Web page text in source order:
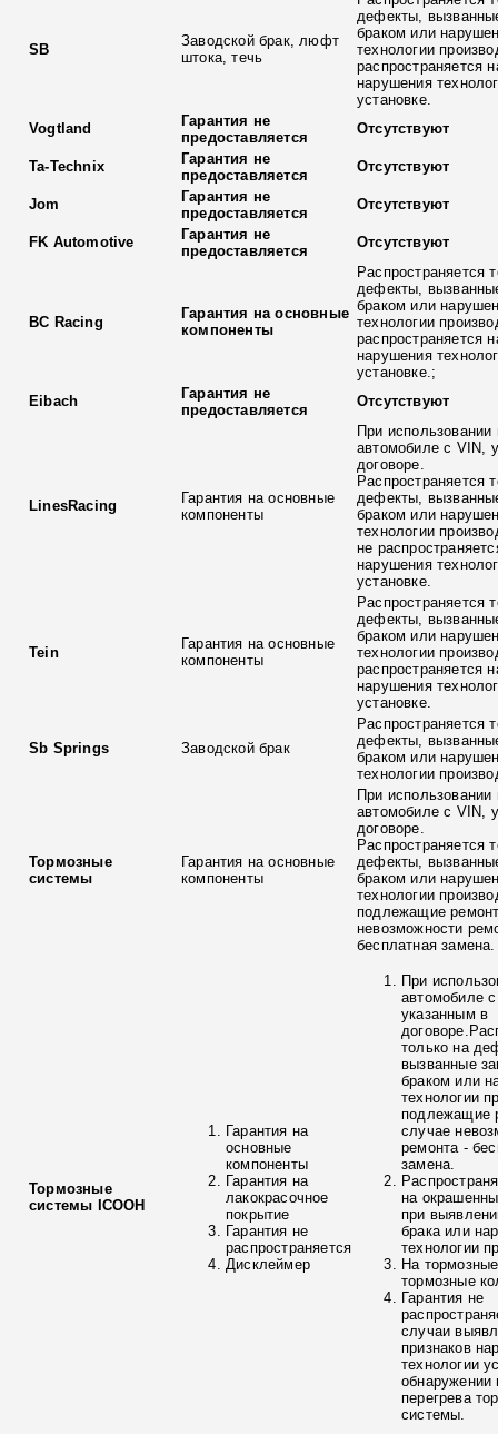
SB
Заводской брак, люфт
штока, течь
дефекты,
браком или
технологии
распространяется
нарушения
установке.
Vogtland
Гарантия не
предоставляется
Отсутствуют
Ta-Technix
Гарантия не
предоставляется
Отсутствуют
Jom
Гарантия не
предоставляется
Отсутствуют
FK Automotive
Гарантия не
предоставляется
Отсутствуют
BC Racing
Гарантия на основные
компоненты
Распространяется
дефекты,
браком или
технологии
распространяется
нарушения
установке.;
Eibach
Гарантия не
предоставляется
Отсутствуют
LinesRacing
Гарантия на основные
компоненты
При использовании
автомобиле с VIN,
договоре.
Распространяется
дефекты,
браком или
технологии
не
нарушения
установке.
Tein
Гарантия на основные
компоненты
Распространяется
дефекты,
браком или
технологии
распространяется
нарушения
установке.
Sb Springs Заводской брак
Распространяется
дефекты,
браком или
технологии
Тормозные
системы
Гарантия на основные
компоненты
При использовании
автомобиле с VIN,
договоре.
Распространяется
дефекты,
браком или
технологии
подлежащие
невозможности
бесплатная замена.
Тормозные
системы ICOOH
Гарантия на
основные
компоненты
Гарантия на
лакокрасочное
покрытие
Гарантия не
распространяется
Дисклеймер
При
автомобиле
указанным в
только на
вызванные
браком или
технологии
подлежащие
случае
ремонта -
замена.
на
при
брака или
технологии
На
тормозные
Гарантия не
случаи
признаков
технологии
обнаружении
перегрева
системы.